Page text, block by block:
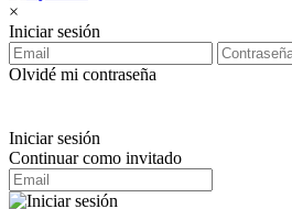
×
Iniciar sesión
Olvidé mi contraseña
Iniciar sesión
Continuar como invitado